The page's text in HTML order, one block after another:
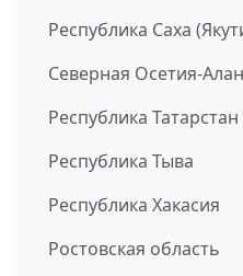
Республика Саха
Северная Осетия-
Республика Татарстан
Республика Тыва
Республика Хакасия
Ростовская область